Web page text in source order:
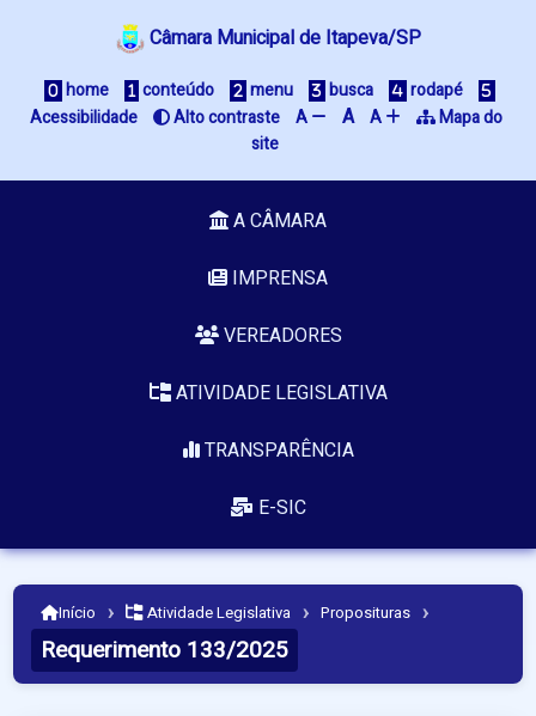
Câmara Municipal de Itapeva/SP
home conteúdo menu busca
rodapé
Acessibilidade
Alto contraste A A A
Mapa do
site
A CÂMARA
IMPRENSA
VEREADORES
ATIVIDADE LEGISLATIVA
TRANSPARÊNCIA
E-SIC
Início › Atividade Legislativa › Proposituras ›
Requerimento 133/2025